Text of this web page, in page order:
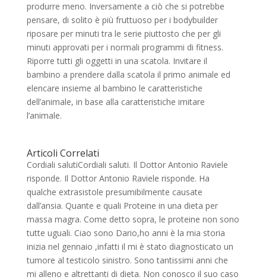
produrre meno. Inversamente a ciò che si potrebbe
pensare, di solito è più fruttuoso per i bodybuilder
riposare per minuti tra le serie piuttosto che per gli
minuti approvati per i normali programmi di fitness.
Riporre tutti gli oggetti in una scatola. Invitare il
bambino a prendere dalla scatola il primo animale ed
elencare insieme al bambino le caratteristiche
dell’animale, in base alla caratteristiche imitare
l’animale.
Articoli Correlati
Cordiali salutiCordiali saluti. Il Dottor Antonio Raviele
risponde. Il Dottor Antonio Raviele risponde. Ha
qualche extrasistole presumibilmente causate
dall’ansia. Quante e quali Proteine in una dieta per
massa magra. Come detto sopra, le proteine non sono
tutte uguali. Ciao sono Dario,ho anni è la mia storia
inizia nel gennaio ,infatti il mi è stato diagnosticato un
tumore al testicolo sinistro. Sono tantissimi anni che
mi alleno e altrettanti di dieta. Non conosco il suo caso